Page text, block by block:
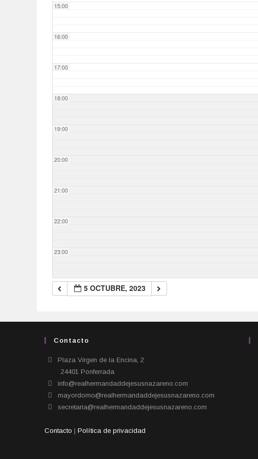
15:00
16:00
17:00
18:00
19:00
20:00
21:00
22:00
23:00
5 OCTUBRE, 2023
Contacto
Plaza Virgen de la Encina, 2
24401 Ponferrada​
info@realhermandaddejesusnazareno.com
mayordomo@realhermandaddejesusnazareno.com
secretaria@realhermandaddejesusnazareno.com
Contacto | Política de privacidad